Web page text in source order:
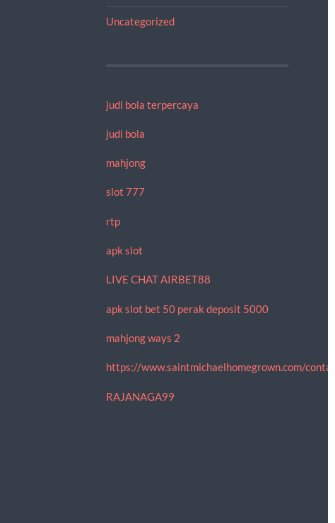
Uncategorized
judi bola terpercaya
judi bola
mahjong
slot 777
rtp
apk slot
LIVE CHAT AIRBET88
apk slot bet 50 perak deposit 5000
mahjong ways 2
https://www.saintmichaelhomegrown.com/contact
RAJANAGA99